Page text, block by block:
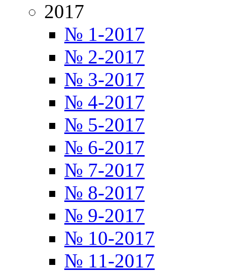
2017
№ 1-2017
№ 2-2017
№ 3-2017
№ 4-2017
№ 5-2017
№ 6-2017
№ 7-2017
№ 8-2017
№ 9-2017
№ 10-2017
№ 11-2017